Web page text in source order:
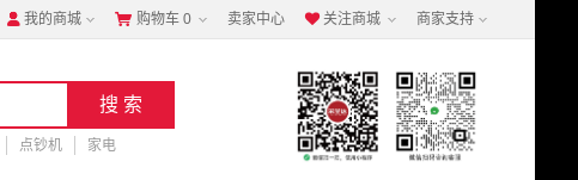
 我的商城  购物车 0 卖家中心 关注商城 商家支持
点钞机
家电